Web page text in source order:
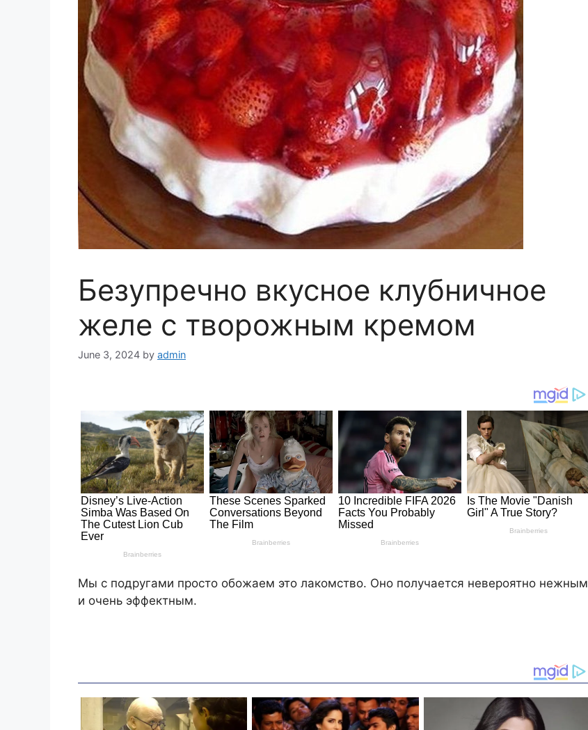
Безупречно вкусное клубничное
желе с творожным кремом
June 3, 2024 by admin
Мы с подругами просто обожаем это лакомство. Оно получается невероятно нежным
и очень эффектным.